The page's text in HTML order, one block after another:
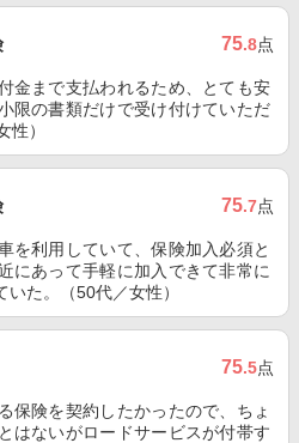
75.8点
金まで支払われるため、とても安
限の書類だけで受け付けていただ
性）
75.7点
を利用していて、保険加入必須と
にあって手軽に加入できて非常に
た。（50代／女性）
75.5点
保険を契約したかったので、ちょ
はないがロードサービスが付帯す